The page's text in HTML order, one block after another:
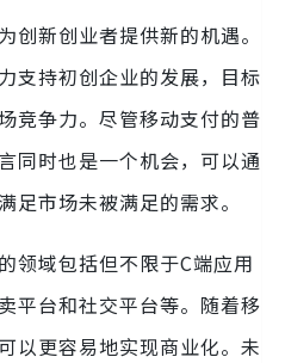
创新创业者提供新的机遇。
支持初创企业的发展，目标
竞争力。尽管移动支付的普
同时也是一个机会，可以通
足市场未被满足的需求。
领域包括但不限于C端应用
平台和社交平台等。随着移
以更容易地实现商业化。未